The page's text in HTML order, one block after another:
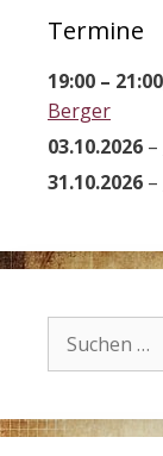
Termine
19:00 – 21:00
Berger
03.10.2026 –
31.10.2026 –
nach: